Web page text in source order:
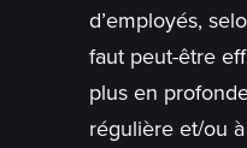
d’employés,
faut peut-être
plus en
régulière et/ou